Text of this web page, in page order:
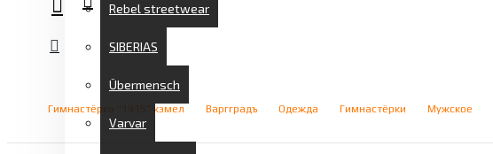
Rebel streetwear
SIBERIAS
Übermensch
Varvar
Гимнастёрка “1915” кэмел Варгградъ Одежда Гимнастёрки Мужское